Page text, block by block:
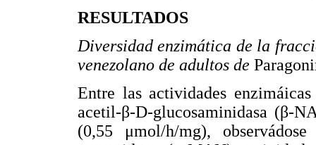
RESULTADOS
Diversidad enzimática de la
venezolano de adultos de
Entre las actividades
acetil-β-D-glucosaminidasa (β-
(0,55 μmol/h/mg),